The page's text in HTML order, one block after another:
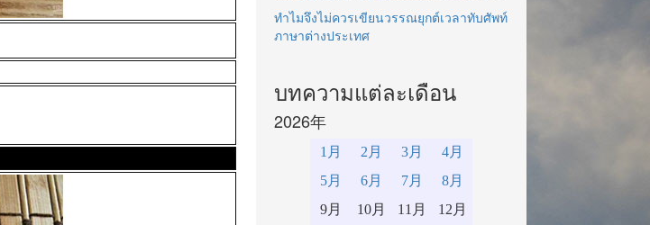
ทำไมจึงไม่ควรเขียนวรรณยุกต์เวลาทับศัพท์
ภาษาต่างประเทศ
บทความแต่ละเดือน
2026年
1月 2月 3月
4月
5月
6月 7月
8月
9月
10月 11月 12月